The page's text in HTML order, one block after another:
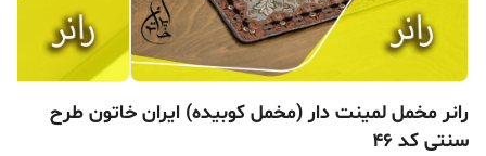
رانر مخمل لمینت دار (مخمل کوبیده) ایران خاتون طرح
سنتی کد ۴۶